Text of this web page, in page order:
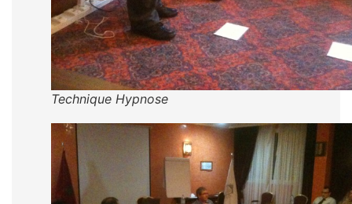
Technique Hypnose